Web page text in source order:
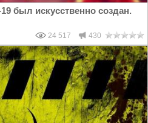
был искусственно создан.
24 517 430